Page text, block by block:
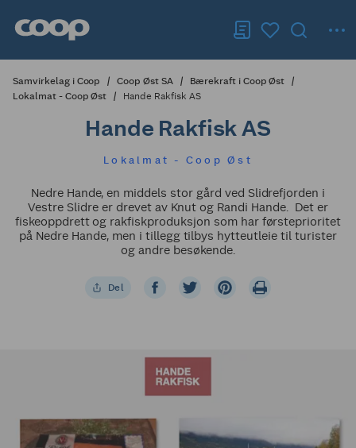
Samvirkelag i Coop Coop Øst SA
Bærekraft i Coop Øst
Lokalmat - Coop Øst
Hande Rakfisk AS
Hande Rakfisk AS
Lokalmat - Coop Øst
Nedre Hande, en middels stor gård ved Slidrefjorden i
Vestre Slidre er drevet av Knut og Randi Hande. Det er
fiskeoppdrett og rakfiskproduksjon som har førsteprioritet
på Nedre Hande, men i tillegg tilbys hytteutleie til turister
og andre besøkende.
Del